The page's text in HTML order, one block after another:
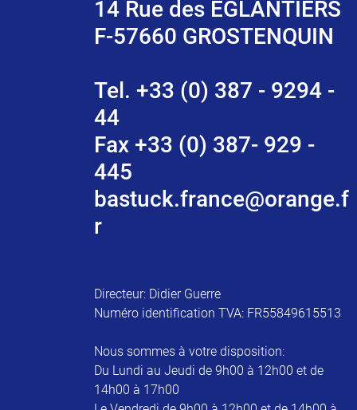
14 Rue des EGLANTIERS
F-57660 GROSTENQUIN
Tel. +33 (0) 387 - 9294 -
44
Fax +33 (0) 387- 929 -
445
bastuck.france@orange.f
r
Directeur: Didier Guerre
Numéro identification TVA: FR55849615513
Nous sommes à votre disposition:
Du Lundi au Jeudi de 9h00 à 12h00 et de
14h00 à 17h00